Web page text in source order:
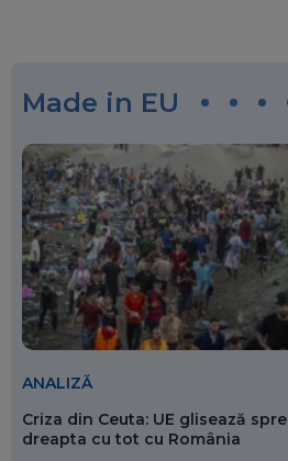
Made in EU
ANALIZĂ
Criza din Ceuta: UE glisează spre
dreapta cu tot cu România